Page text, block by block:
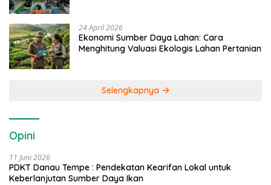
24 April 2026
Ekonomi Sumber Daya Lahan: Cara
Menghitung Valuasi Ekologis Lahan Pertanian
Selengkapnya
Opini
11 Juni 2026
PDKT Danau Tempe : Pendekatan Kearifan Lokal untuk
Keberlanjutan Sumber Daya Ikan